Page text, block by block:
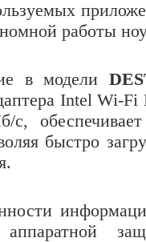
работы
вмодели
Intel Wi-
обеспечивает
быстро
аппаратной